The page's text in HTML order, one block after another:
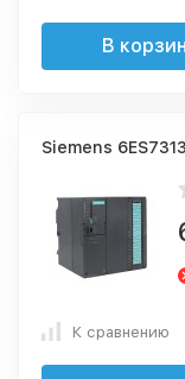
В
Siemens
К сравнению